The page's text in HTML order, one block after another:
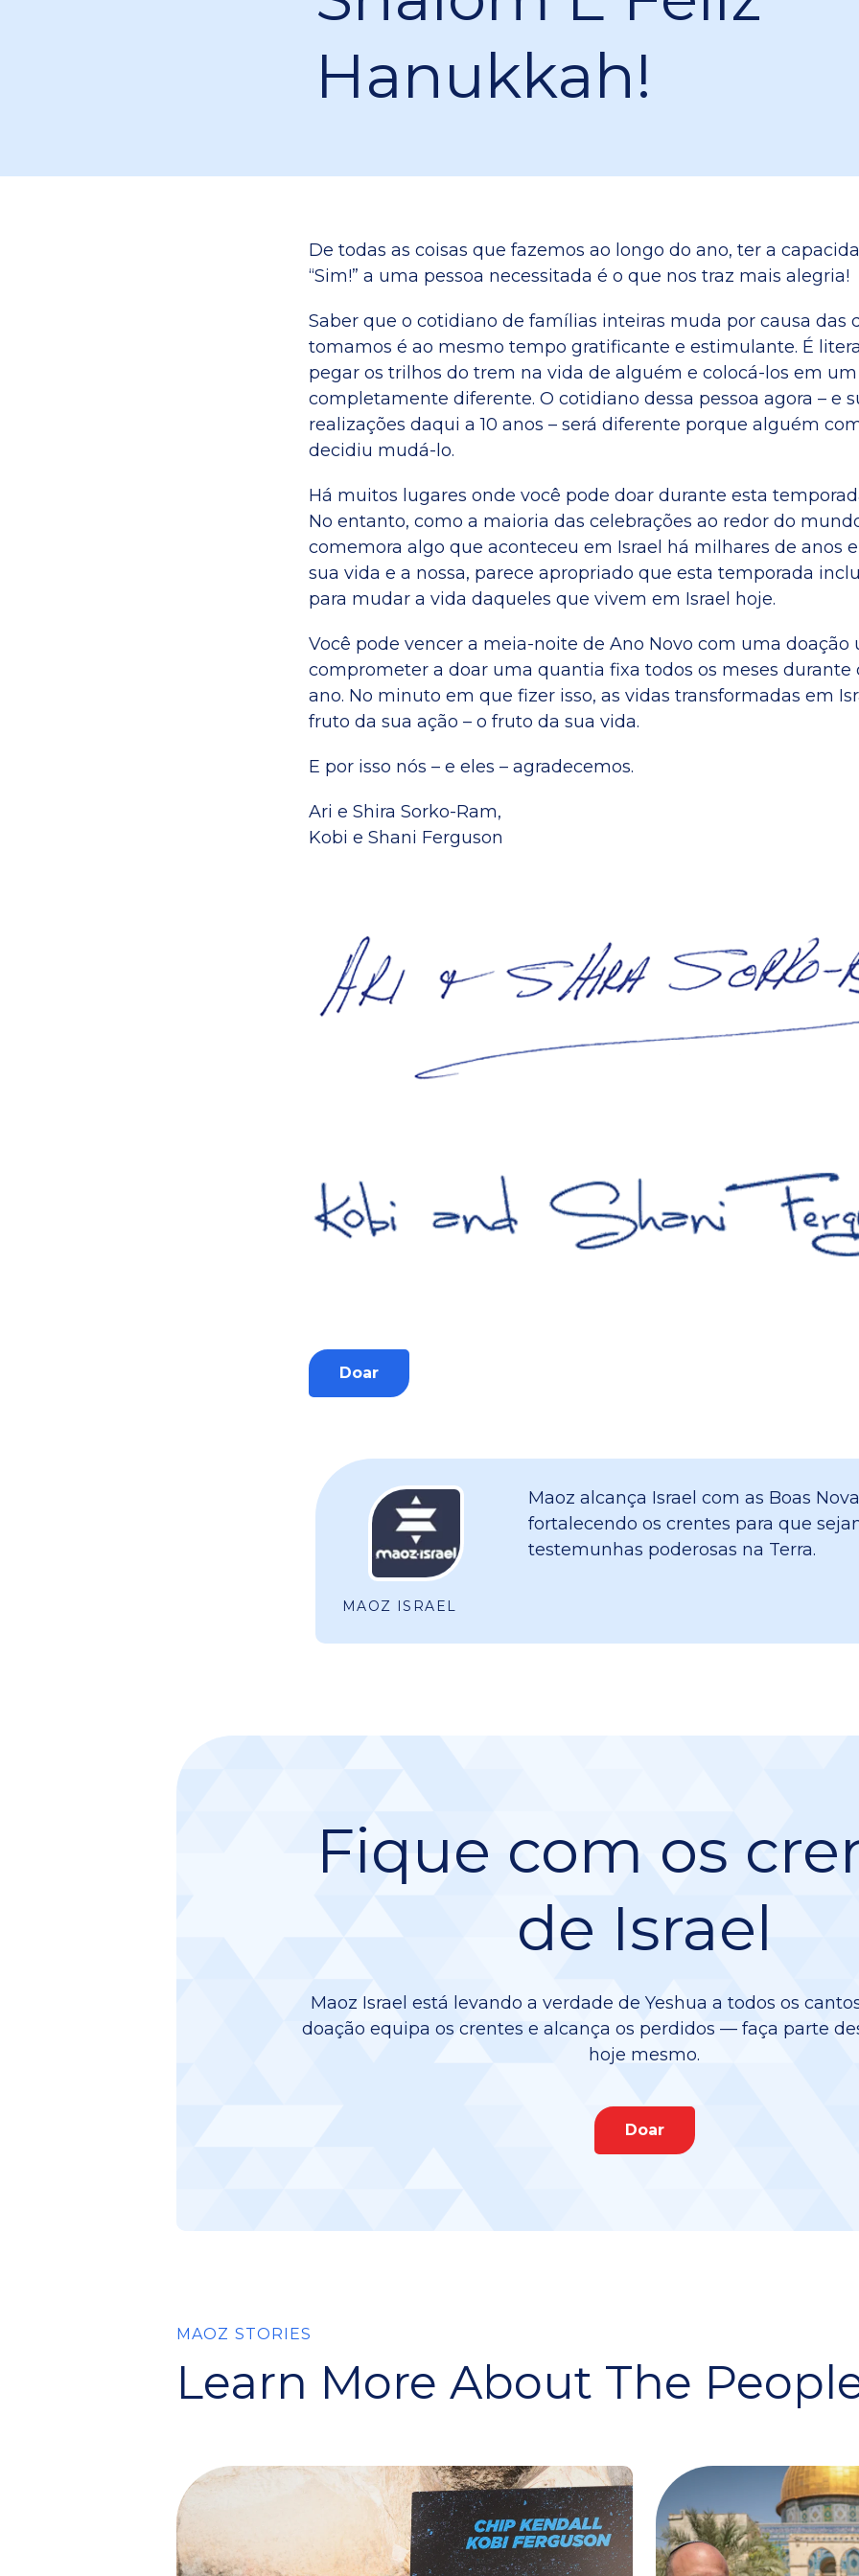
Hanukkah!
De todas as coisas que fazemos ao longo do ano, ter a
“Sim!” a uma pessoa necessitada é o que nos traz mais alegria!
Saber que o cotidiano de famílias inteiras muda por causa das
tomamos é ao mesmo tempo gratificante e estimulante. É
pegar os trilhos do trem na vida de alguém e colocá-los em
completamente diferente. O cotidiano dessa pessoa agora – e
realizações daqui a 10 anos – será diferente porque alguém
decidiu mudá-lo.
Há muitos lugares onde você pode doar durante esta
No entanto, como a maioria das celebrações ao redor do
comemora algo que aconteceu em Israel há milhares de anos
sua vida e a nossa, parece apropriado que esta temporada
para mudar a vida daqueles que vivem em Israel hoje.
Você pode vencer a meia-noite de Ano Novo com uma doação
comprometer a doar uma quantia fixa todos os meses durante
ano. No minuto em que fizer isso, as vidas transformadas em
fruto da sua ação – o fruto da sua vida.
E por isso nós – e eles – agradecemos.
Ari e Shira Sorko-Ram,
Kobi e Shani Ferguson
Doar
MAOZ ISRAEL
Maoz alcança Israel com as Boas
fortalecendo os crentes para que
testemunhas poderosas na Terra.
Fique com os
de Israel
Maoz Israel está levando a verdade de Yeshua a todos os
doação equipa os crentes e alcança os perdidos — faça parte
hoje mesmo.
Doar
MAOZ STORIES
Learn More About The